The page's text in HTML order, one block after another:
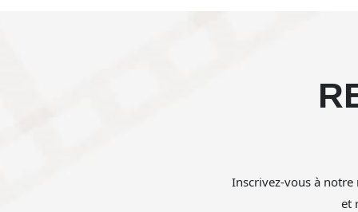
Inscrivez-vous à
et